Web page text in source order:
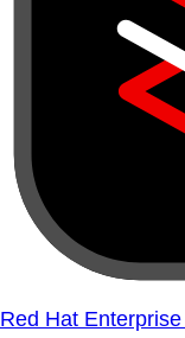
Red Hat